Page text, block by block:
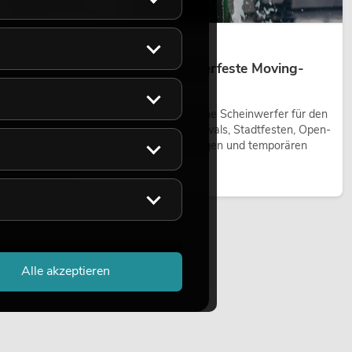
Outdoor Moving-Heads: Wetterfeste Moving-
Outdoor Moving-Heads sind bewegliche Scheinwerfer für den
Einsatz im Freien. Sie werden bei Festivals, Stadtfesten, Open-
Air-Konzerten, Architekturinszenierungen und temporären
Jetzt lesen
Alle akzeptieren